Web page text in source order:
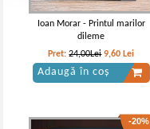
Ioan Morar - Printul marilor
dileme
Pret:24,00Lei 9,60 Lei
Adaugă în coș
-20%